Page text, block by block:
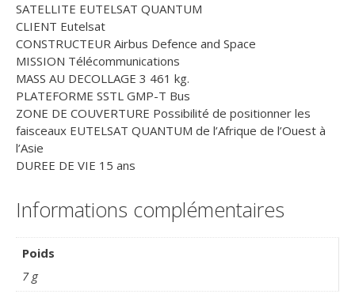
SATELLITE EUTELSAT QUANTUM
CLIENT Eutelsat
CONSTRUCTEUR Airbus Defence and Space
MISSION Télécommunications
MASS AU DECOLLAGE 3 461 kg.
PLATEFORME SSTL GMP-T Bus
ZONE DE COUVERTURE Possibilité de positionner les
faisceaux EUTELSAT QUANTUM de l’Afrique de l’Ouest à
l’Asie
DUREE DE VIE 15 ans
Informations complémentaires
Poids
7 g